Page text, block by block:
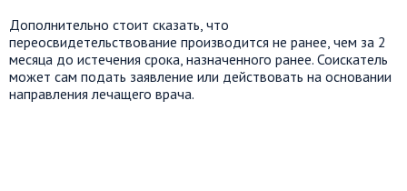
Дополнительно стоит сказать, что
переосвидетельствование производится не ранее, чем за 2
месяца до истечения срока, назначенного ранее. Соискатель
может сам подать заявление или действовать на основании
направления лечащего врача.